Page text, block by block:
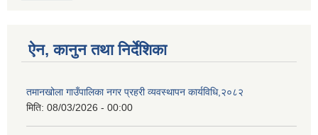
ऐन, कानुन तथा निर्देशिका
तमानखोला गाउँपालिका नगर प्रहरी व्यवस्थापन कार्यविधि,२०८२
मिति: 08/03/2026 - 00:00